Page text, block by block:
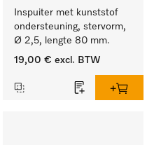
Inspuiter met kunststof
ondersteuning, stervorm,
Ø 2,5, lengte 80 mm.
19,00 € excl. BTW